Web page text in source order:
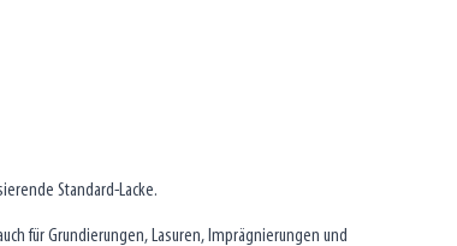
Standard-Lacke.
für Grundierungen, Lasuren, Imprägnierungen und